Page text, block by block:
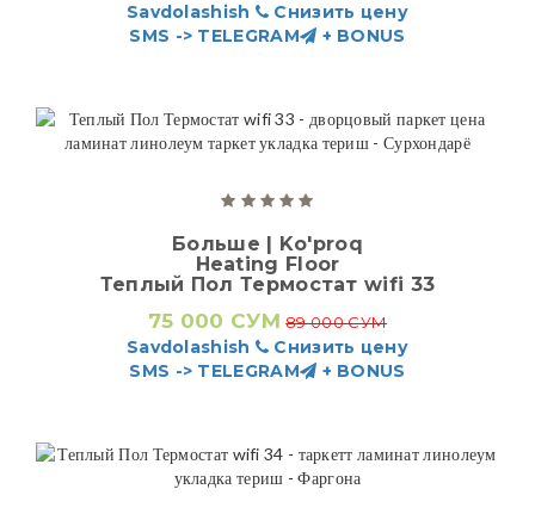
Savdolashish
Снизить цену
SMS -> TELEGRAM
+ BONUS
Больше | Ko'proq
Heating Floor
Теплый Пол Термостат wifi 33
75 000 СУМ 89 000 СУМ
Savdolashish
Снизить цену
SMS -> TELEGRAM
+ BONUS